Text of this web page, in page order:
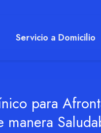
Servicio a Domicilio
para
manera